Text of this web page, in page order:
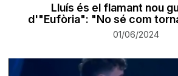
Lluís és el flamant nou
d'"Eufòria": "No sé com
01/06/2024